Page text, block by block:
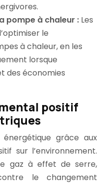
pompe à chaleur : Les
le
à chaleur, en les
lorsque
des économies
positif
grâce aux
sur l’environnement.
gaz à effet de serre,
le changement